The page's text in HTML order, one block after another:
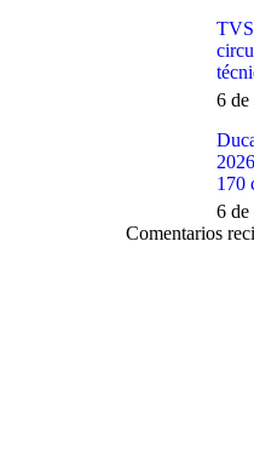
6 de
170
6 de
Comentarios